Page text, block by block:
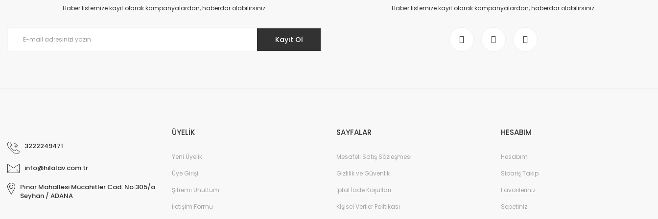
Haber listemize kayıt olarak kampanyalardan, haberdar olabilirsiniz.
Kayıt Ol
Haber listemize kayıt olarak kampanyalardan, haberdar olabilirsiniz.
3222249471
info@hilalav.com.tr
Pınar Mahallesi Mücahitler Cad. No:305/a
Seyhan / ADANA
ÜYELİK
Yeni Üyelik
Üye Girişi
Şifremi Unuttum
İletişim Formu
SAYFALAR
Mesafeli Satış Sözleşmesi
Gizlilik ve Güvenlik
İptal İade Koşullari
Kişisel Veriler Politikası
HESABIM
Hesabım
Sipariş Takip
Favorileriniz
Sepetiniz